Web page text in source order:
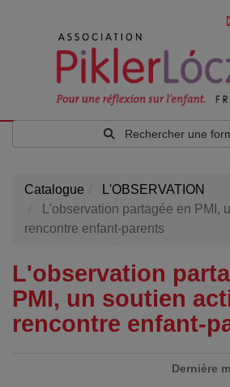
Rechercher une
Catalogue
L'OBSERVATION
L'observation partagée en PMI,
rencontre enfant-parents
L'observation
PMI, un soutien
rencontre enfant-
Dernière